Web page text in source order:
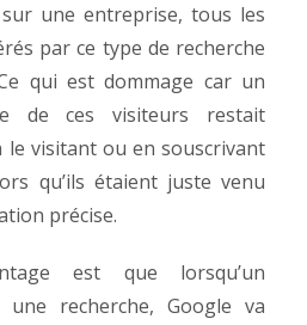
une entreprise, tous les
par ce type de recherche
qui est dommage car un
de ces visiteurs restait
le visitant ou en souscrivant
qu’ils étaient juste venu
précise.
est que lorsqu’un
recherche, Google va